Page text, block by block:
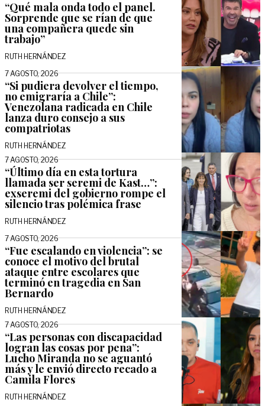
“Qué mala onda todo el panel.
Sorprende que se rían de que
una compañera quede sin
trabajo”
RUTH HERNÁNDEZ
7 AGOSTO, 2026
“Si pudiera devolver el tiempo,
no emigraría a Chile”:
Venezolana radicada en Chile
lanza duro consejo a sus
compatriotas
RUTH HERNÁNDEZ
7 AGOSTO, 2026
“Último día en esta tortura
llamada ser seremi de Kast…”:
exseremi del gobierno rompe el
silencio tras polémica frase
RUTH HERNÁNDEZ
7 AGOSTO, 2026
“Fue escalando en violencia”: se
conoce el motivo del brutal
ataque entre escolares que
terminó en tragedia en San
Bernardo
RUTH HERNÁNDEZ
7 AGOSTO, 2026
“Las personas con discapacidad
logran las cosas por pena”:
Lucho Miranda no se aguantó
más y le envió directo recado a
Camila Flores
RUTH HERNÁNDEZ